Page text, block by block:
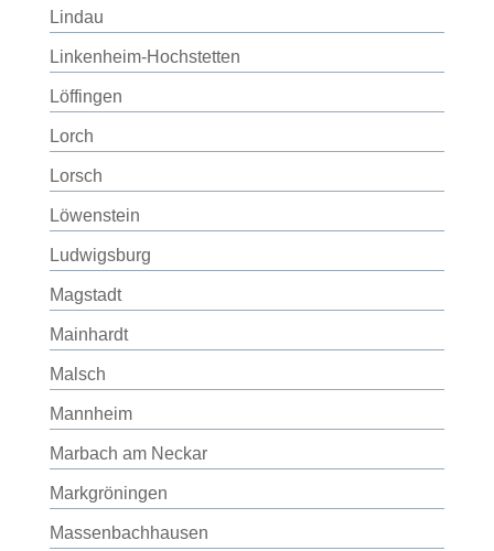
Lindau
Linkenheim-Hochstetten
Löffingen
Lorch
Lorsch
Löwenstein
Ludwigsburg
Magstadt
Mainhardt
Malsch
Mannheim
Marbach am Neckar
Markgröningen
Massenbachhausen